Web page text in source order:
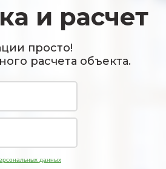
и расчет
данных
просто!
расчета объекта.